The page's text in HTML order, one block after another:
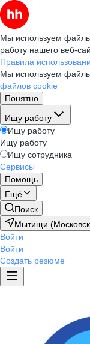
Мы используем
работу нашего веб-
Правила
Мы используем
файлов cookie
Понятно
Ищу работу
Ищу работу
Ищу работу
Ищу сотрудника
Сервисы
Помощь
Ещё
Поиск
Мытищи
Войти
Войти
Создать резюме